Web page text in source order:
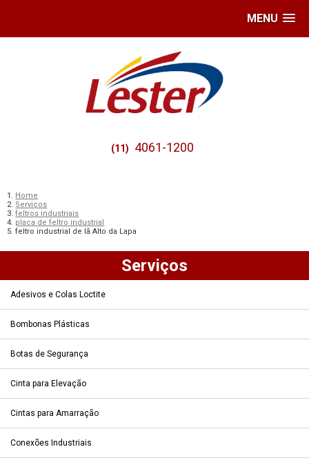
MENU
(11) 4061-1200
Home
Serviços
feltros industriais
placa de feltro industrial
feltro industrial de lã Alto da Lapa
Serviços
Adesivos e Colas Loctite
Bombonas Plásticas
Botas de Segurança
Cinta para Elevação
Cintas para Amarração
Conexões Industriais